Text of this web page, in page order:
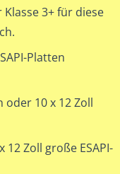
3+ für diese
Platten
oder 10 x 12 Zoll
Zoll große ESAPI-